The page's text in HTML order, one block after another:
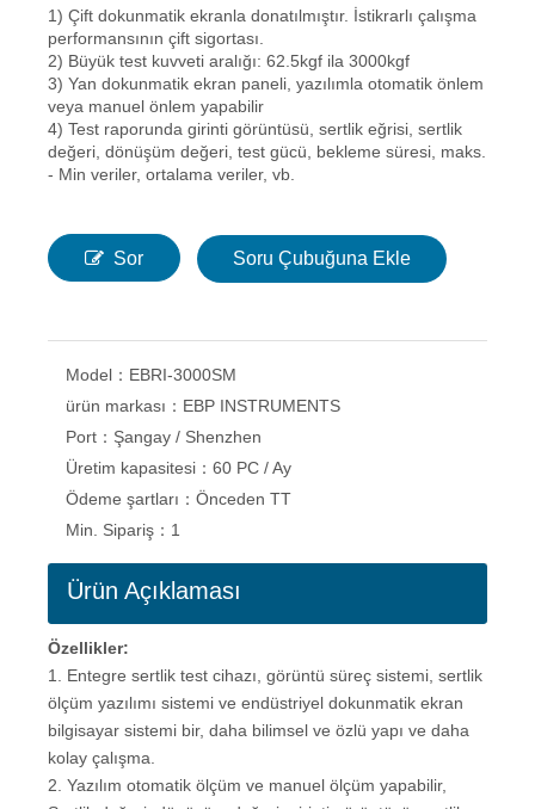
1) Çift dokunmatik ekranla donatılmıştır. İstikrarlı çalışma
performansının çift sigortası.
2) Büyük test kuvveti aralığı: 62.5kgf ila 3000kgf
3) Yan dokunmatik ekran paneli, yazılımla otomatik önlem
veya manuel önlem yapabilir
4) Test raporunda girinti görüntüsü, sertlik eğrisi, sertlik
değeri, dönüşüm değeri, test gücü, bekleme süresi, maks.
- Min veriler, ortalama veriler, vb.
Sor Soru Çubuğuna Ekle
Model： EBRI-3000SM
ürün markası： EBP INSTRUMENTS
Port： Şangay / Shenzhen
Üretim kapasitesi： 60 PC / Ay
Ödeme şartları： Önceden TT
Min. Sipariş： 1
Ürün Açıklaması
Özellikler:
1. Entegre sertlik test cihazı, görüntü süreç sistemi, sertlik
ölçüm yazılımı sistemi ve endüstriyel dokunmatik ekran
bilgisayar sistemi bir, daha bilimsel ve özlü yapı ve daha
kolay çalışma.
2. Yazılım otomatik ölçüm ve manuel ölçüm yapabilir,